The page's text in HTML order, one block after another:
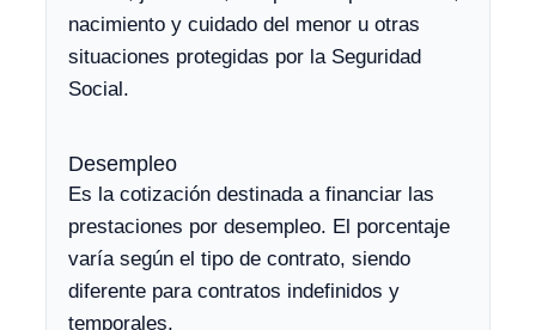
nacimiento y cuidado del menor u otras
situaciones protegidas por la Seguridad
Social.
Desempleo
Es la cotización destinada a financiar las
prestaciones por desempleo. El porcentaje
varía según el tipo de contrato, siendo
diferente para contratos indefinidos y
temporales.